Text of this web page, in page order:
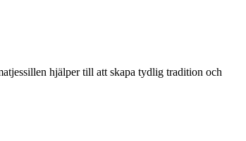
hjälper till att skapa tydlig tradition och